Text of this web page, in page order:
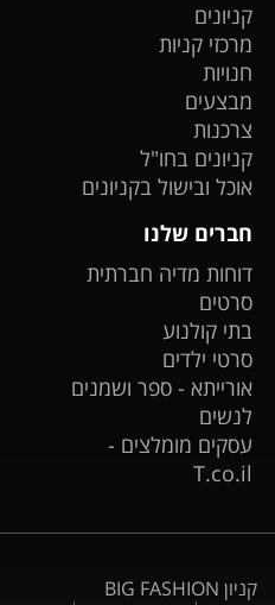
קניונים
מרכזי קניות
חנויות
מבצעים
צרכנות
קניונים בחו"ל
אוכל ובישול בקניונים
חברים שלנו
דוחות מדיה חברתית
סרטים
בתי קולנוע
סרטי ילדים
אורייתא - ספר ושמנים
לנשים
עסקים מומלצים -
T.co.il
קניון BIG FASHION